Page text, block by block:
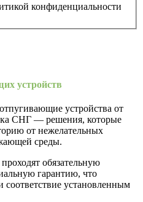
конфиденциальности
устройств
устройства от
СНГ — решения, которые
от нежелательных
среды.
обязательную
гарантию, что
соответствие установленным